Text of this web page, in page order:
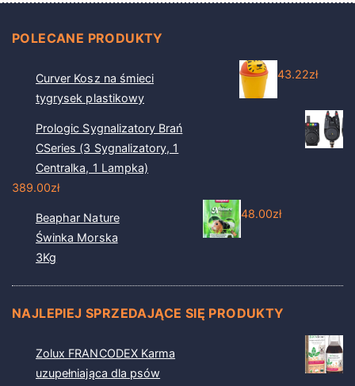
POLECANE PRODUKTY
Curver Kosz na śmieci
tygrysek plastikowy
43.22zł
Prologic Sygnalizatory Brań
CSeries (3 Sygnalizatory, 1
Centralka, 1 Lampka)
389.00zł
Beaphar Nature
Świnka Morska
3Kg
48.00zł
NAJLEPIEJ SPRZEDAJĄCE SIĘ PRODUKTY
Zolux FRANCODEX Karma
uzupełniająca dla psów